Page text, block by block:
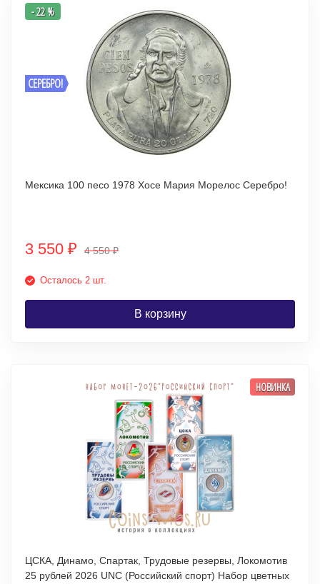
СЕРЕБРО!
- 22 %
Мексика 100 песо 1978 Хосе Мария Морелос Серебро!
3 550 ₽ 4 550₽
Осталось 2 шт.
В корзину
НОВИНКА
ЦСКА, Динамо, Спартак, Трудовые резервы, Локомотив
25 рублей 2026 UNC (Российский спорт) Набор цветных